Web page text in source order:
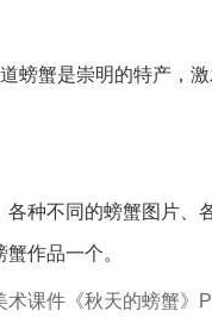
蟹是崇明的特产，激
种不同的螃蟹图片、
作品一个。
术课件《秋天的螃蟹》